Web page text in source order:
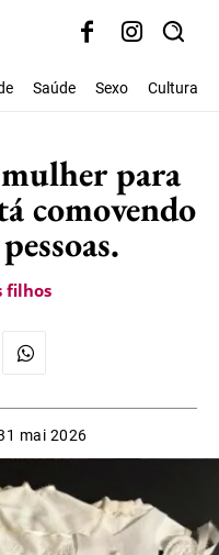
Saúde Sexo Cultura
para
comovendo
filhos
mai 2026